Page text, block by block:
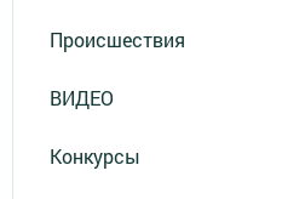
Происшествия
ВИДЕО
Конкурсы